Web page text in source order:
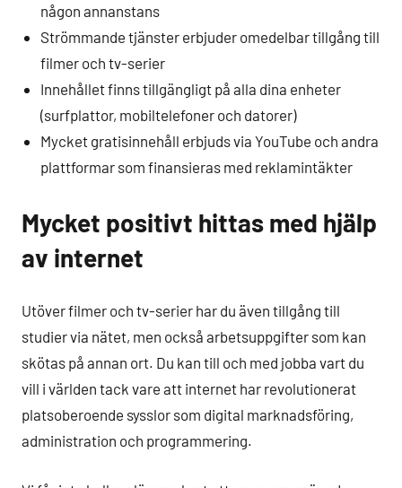
någon annanstans
Strömmande tjänster erbjuder omedelbar tillgång till
filmer och tv-serier
Innehållet finns tillgängligt på alla dina enheter
(surfplattor, mobiltelefoner och datorer)
Mycket gratisinnehåll erbjuds via YouTube och andra
plattformar som finansieras med reklamintäkter
Mycket positivt hittas med hjälp
av internet
Utöver filmer och tv-serier har du även tillgång till
studier via nätet, men också arbetsuppgifter som kan
skötas på annan ort. Du kan till och med jobba vart du
vill i världen tack vare att internet har revolutionerat
platsoberoende sysslor som digital marknadsföring,
administration och programmering.